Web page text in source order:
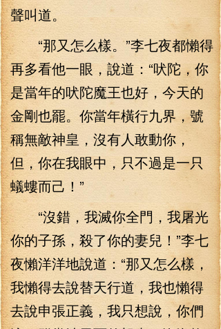
聲叫道。
“那又怎么樣。”李七夜都懶得
再多看他一眼，說道：“吠陀，你
是當年的吠陀魔王也好，今天的
金剛也罷。你當年橫行九界，號
稱無敵神皇，沒有人敢動你，
但，你在我眼中，只不過是一只
蟻螻而己！”
“沒錯，我滅你全門，我屠光
你的子孫，殺了你的妻兒！”李七
夜懶洋洋地說道：“那又怎么樣，
我懶得去說替天行道，我也懶得
去說申張正義，我只想說，你們